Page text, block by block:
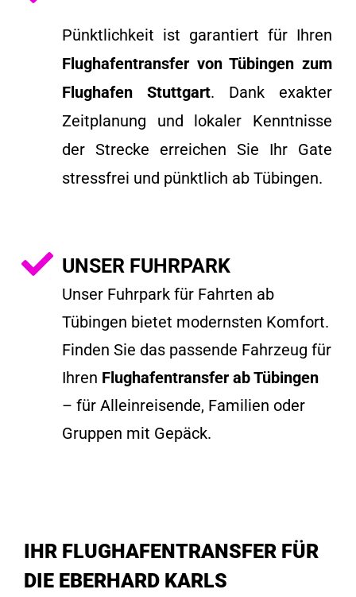
Pünktlichkeit ist garantiert für Ihren
Flughafentransfer von Tübingen zum
Flughafen Stuttgart. Dank exakter
Zeitplanung und lokaler Kenntnisse
der Strecke erreichen Sie Ihr Gate
stressfrei und pünktlich ab Tübingen.
UNSER FUHRPARK
Unser Fuhrpark für Fahrten ab
Tübingen bietet modernsten Komfort.
Finden Sie das passende Fahrzeug für
Ihren Flughafentransfer ab Tübingen
– für Alleinreisende, Familien oder
Gruppen mit Gepäck.
IHR FLUGHAFENTRANSFER FÜR
DIE EBERHARD KARLS